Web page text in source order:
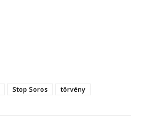
Stop Soros törvény